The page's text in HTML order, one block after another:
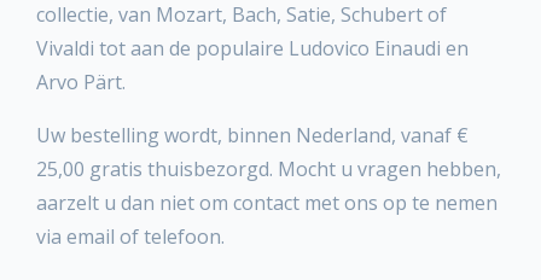
collectie, van Mozart, Bach, Satie, Schubert of
Vivaldi tot aan de populaire Ludovico Einaudi en
Arvo Pärt.
Uw bestelling wordt, binnen Nederland, vanaf €
25,00 gratis thuisbezorgd. Mocht u vragen hebben,
aarzelt u dan niet om contact met ons op te nemen
via email of telefoon.